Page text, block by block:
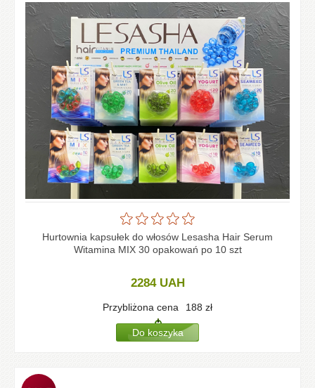
Hurtownia kapsułek do włosów Lesasha Hair Serum
Witamina MIX 30 opakowań po 10 szt
2284 UAH
Przybliżona cena 188 zł